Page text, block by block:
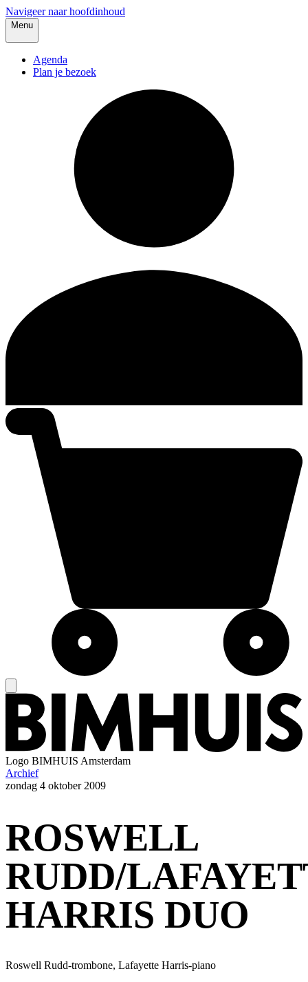
Navigeer naar hoofdinhoud
Menu
Agenda
Plan je bezoek
Logo BIMHUIS Amsterdam
Archief
zondag 4 oktober 2009
ROSWELL
RUDD/
HARRIS DUO
Roswell Rudd-trombone, Lafayette Harris-piano